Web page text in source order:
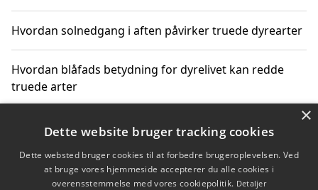
Hvordan solnedgang i aften påvirker truede dyrearter
Hvordan blåfads betydning for dyrelivet kan redde
truede arter
Hvordan kan gaver til unge voksne støtte bevarelsen
×
Dette website bruger tracking cookies
Dette websted bruger cookies til at forbedre brugeroplevelsen. Ved
at bruge vores hjemmeside accepterer du alle cookies i
overensstemmelse med vores cookiepolitik. Detaljer